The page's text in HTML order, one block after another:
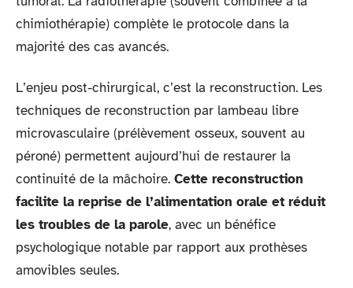
chimiothérapie) complète le protocole dans la
majorité des cas avancés.
L’enjeu post-chirurgical, c’est la reconstruction. Les
techniques de reconstruction par lambeau libre
microvasculaire (prélèvement osseux, souvent au
péroné) permettent aujourd’hui de restaurer la
continuité de la mâchoire. Cette reconstruction
facilite la reprise de l’alimentation orale et réduit
les troubles de la parole, avec un bénéfice
psychologique notable par rapport aux prothèses
amovibles seules.